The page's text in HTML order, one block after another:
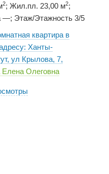
2; Жил.пл. 23,00 м2;
—; Этаж/Этажность 3/5
квартира в
Ханты-
ул Крылова, 7,
Олеговна